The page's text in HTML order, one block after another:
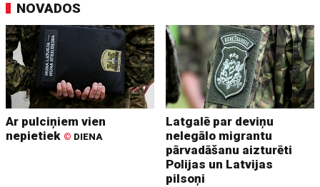
NOVADOS
Ar pulciņiem vien
nepietiek © DIENA
Latgalē par deviņu
nelegālo migrantu
pārvadāšanu aizturēti
Polijas un Latvijas
pilsoņi